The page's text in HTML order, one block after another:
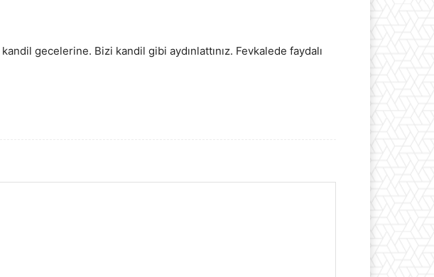
gecelerine. Bizi kandil gibi aydınlattınız. Fevkalede faydalı